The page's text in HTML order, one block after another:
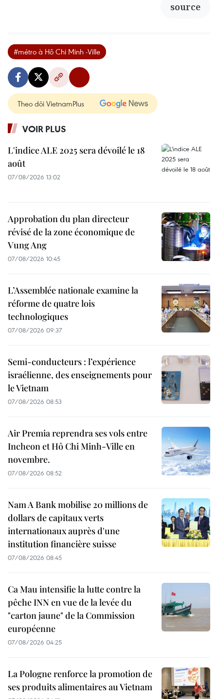
source
#métro à Hô Chi Minh -Ville
Theo dõi VietnamPlus
VOIR PLUS
L'indice ALE 2025 sera dévoilé le 18
août
07/08/2026 13:02
Approbation du plan directeur
révisé de la zone économique de
Vung Ang
07/08/2026 10:45
L’Assemblée nationale examine la
réforme de quatre lois
technologiques
07/08/2026 09:37
Semi-conducteurs : l’expérience
israélienne, des enseignements pour
le Vietnam
07/08/2026 08:53
Air Premia reprendra ses vols entre
Incheon et Hô Chi Minh-Ville en
novembre.
07/08/2026 08:52
Nam A Bank mobilise 20 millions de
dollars de capitaux verts
internationaux auprès d'une
institution financière suisse
07/08/2026 08:45
Ca Mau intensifie la lutte contre la
pêche INN en vue de la levée du
"carton jaune" de la Commission
européenne
07/08/2026 04:25
La Pologne renforce la promotion de
ses produits alimentaires au Vietnam